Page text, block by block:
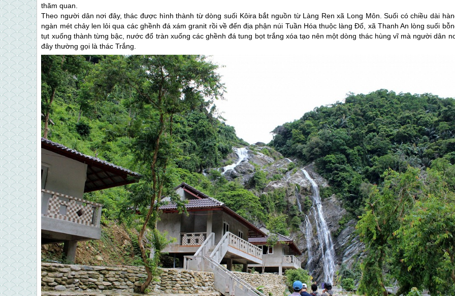
thăm quan.
Theo người dân nơi đây, thác được hình thành từ dòng suối Kôira bắt nguồn từ Làng Ren xã Long Môn. Suối có chiều dài
ngàn mét chảy len lỏi qua các ghềnh đá xám granit rồi về đến địa phận núi Tuần Hóa thuộc làng Đố, xã Thanh An lòng suối
tụt xuống thành từng bậc, nước đổ tràn xuống các ghềnh đá tung bọt trắng xóa tạo nên một dòng thác hùng vĩ mà người dân
đây thường gọi là thác Trắng.